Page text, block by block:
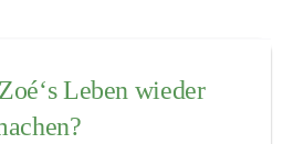
Leben wieder